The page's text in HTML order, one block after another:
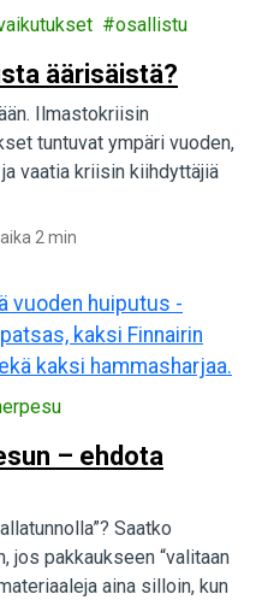
osallistu
äärisäistä?
Ilmastokriisin
tuntuvat ympäri vuoden,
vaatia kriisin kiihdyttäjiä
2 min
– ehdota
Saatko
jos pakkaukseen “valitaan
aina silloin, kun